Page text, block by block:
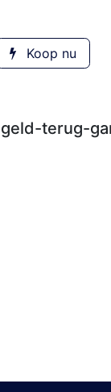
Koop nu
terug-